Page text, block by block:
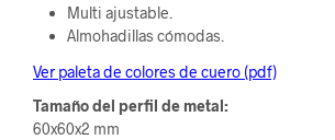
Multi ajustable.
Almohadillas cómodas.
Ver paleta de colores de cuero (pdf)
Tamaño del perfil de metal:
60x60x2 mm